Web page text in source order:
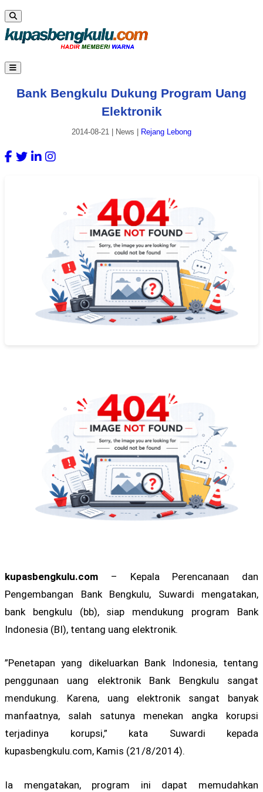
Bank Bengkulu Dukung Program Uang
Elektronik
2014-08-21 News Rejang Lebong
kupasbengkulu.com – Kepala Perencanaan dan
Pengembangan Bank Bengkulu, Suwardi mengatakan,
bank bengkulu (bb), siap mendukung program Bank
Indonesia (BI), tentang uang elektronik.
”Penetapan yang dikeluarkan Bank Indonesia, tentang
penggunaan uang elektronik Bank Bengkulu sangat
mendukung. Karena, uang elektronik sangat banyak
manfaatnya, salah satunya menekan angka korupsi
terjadinya korupsi,” kata Suwardi kepada
kupasbengkulu.com, Kamis (21/8/2014).
Ia mengatakan, program ini dapat memudahkan